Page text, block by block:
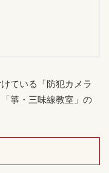
ている「防犯カメラ
箏・三味線教室」の